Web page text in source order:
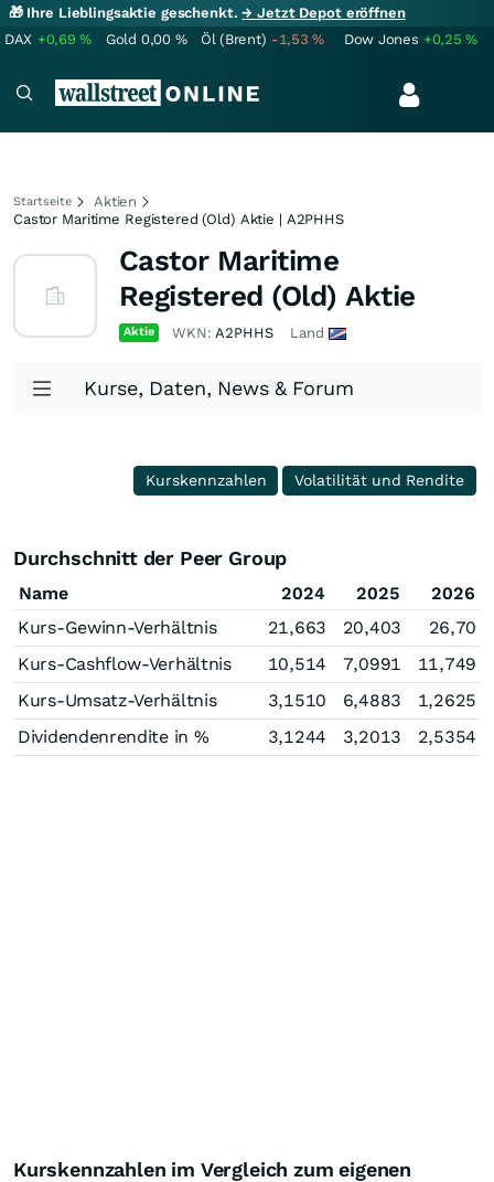
🎁 Ihre Lieblingsaktie geschenkt.→ Jetzt Depot eröffnen
DAX +0,69% Gold 0,00 % Öl (Brent) -1,53% Dow Jones +0,25%
Startseite
Aktien
Castor Maritime Registered (Old) Aktie | A2PHHS
Castor Maritime
Registered (Old) Aktie
Aktie WKN:A2PHHS Land
Kurse, Daten, News & Forum
Kurskennzahlen Volatilität und Rendite
Durchschnitt der Peer Group
Name 2024 2025
2026
Kurs-Gewinn-Verhältnis
21,663 20,403
26,70
Kurs-Cashflow-Verhältnis
10,514 7,0991
11,749
Kurs-Umsatz-Verhältnis
3,1510 6,4883
1,2625
Dividendenrendite in %
3,1244 3,2013 2,5354
Kurskennzahlen im Vergleich zum eigenen